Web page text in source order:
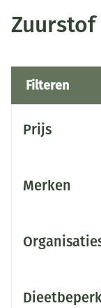
Zuurstof
Filteren
Prijs
Merken